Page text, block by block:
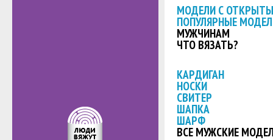
МОДЕЛИ С
ПОПУЛЯРНЫЕ
МУЖЧИНАМ
ЧТО ВЯЗАТЬ?
КАРДИГАН
НОСКИ
СВИТЕР
ШАПКА
ШАРФ
ВСЕ МУЖСКИЕ